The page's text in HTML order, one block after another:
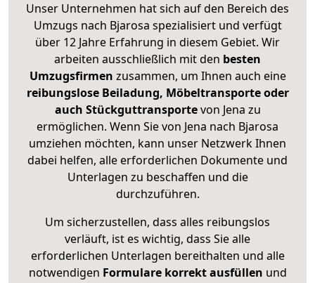
Unser Unternehmen hat sich auf den Bereich des
Umzugs nach Bjarosa spezialisiert und verfügt
über 12 Jahre Erfahrung in diesem Gebiet. Wir
arbeiten ausschließlich mit den besten
Umzugsfirmen zusammen, um Ihnen auch eine
reibungslose Beiladung, Möbeltransporte oder
auch Stückguttransportevon Jena zu
ermöglichen. Wenn Sie von Jena nach Bjarosa
umziehen möchten, kann unser Netzwerk Ihnen
dabei helfen, alle erforderlichen Dokumente und
Unterlagen zu beschaffen und die
durchzuführen.
Um sicherzustellen, dass alles reibungslos
verläuft, ist es wichtig, dass Sie alle
erforderlichen Unterlagen bereithalten und alle
notwendigen Formulare korrekt ausfüllen und